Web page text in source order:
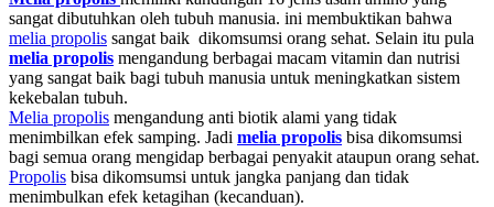
sangat dibutuhkan oleh tubuh manusia. ini membuktikan bahwa
melia propolis sangat baik dikomsumsi orang sehat. Selain itu pula
melia propolis mengandung berbagai macam vitamin dan nutrisi
yang sangat baik bagi tubuh manusia untuk meningkatkan sistem
kekebalan tubuh.
Melia propolis mengandung anti biotik alami yang tidak
menimbilkan efek samping. Jadi melia propolis bisa dikomsumsi
bagi semua orang mengidap berbagai penyakit ataupun orang sehat.
Propolis bisa dikomsumsi untuk jangka panjang dan tidak
menimbulkan efek ketagihan (kecanduan).